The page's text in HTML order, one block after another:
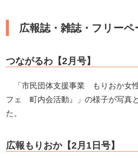
広報誌・雑誌・フリーペ
つながるわ【2月号】
「市民団体支援事業 もりおか女
フェ 町内会活動』」の様子が写真
た。
広報もりおか【2月1日号】